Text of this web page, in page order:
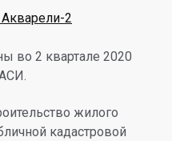
во 2 квартале 2020
жилого
кадастровой
2